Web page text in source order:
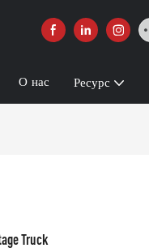
О нас Ресурс
Truck